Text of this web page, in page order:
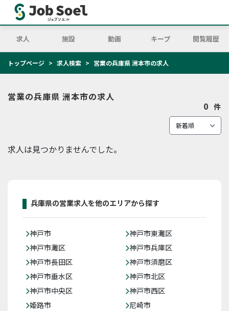
求人 施設 動画 キープ 閲覧履歴
トップページ 求人検索 営業の兵庫県 洲本市の求人
営業の兵庫県 洲本市の求人
0 件
求人は見つかりませんでした。
兵庫県の営業求人を他のエリアから探す
神戸市
神戸市東灘区
神戸市灘区
神戸市兵庫区
神戸市長田区
神戸市須磨区
神戸市垂水区
神戸市北区
神戸市中央区
神戸市西区
姫路市
尼崎市